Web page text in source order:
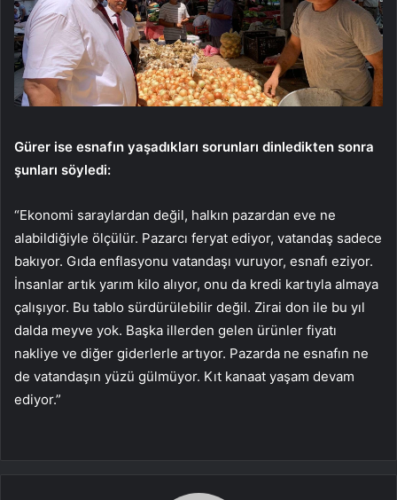
Gürer ise esnafın yaşadıkları sorunları dinledikten sonra
şunları söyledi:
“Ekonomi saraylardan değil, halkın pazardan eve ne
alabildiğiyle ölçülür. Pazarcı feryat ediyor, vatandaş sadece
bakıyor. Gıda enflasyonu vatandaşı vuruyor, esnafı eziyor.
İnsanlar artık yarım kilo alıyor, onu da kredi kartıyla almaya
çalışıyor. Bu tablo sürdürülebilir değil. Zirai don ile bu yıl
dalda meyve yok. Başka illerden gelen ürünler fiyatı
nakliye ve diğer giderlerle artıyor. Pazarda ne esnafın ne
de vatandaşın yüzü gülmüyor. Kıt kanaat yaşam devam
ediyor.”